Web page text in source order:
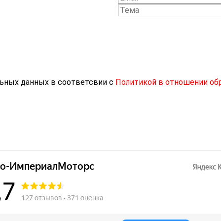
данных в соответсвии с Политикой в отношении